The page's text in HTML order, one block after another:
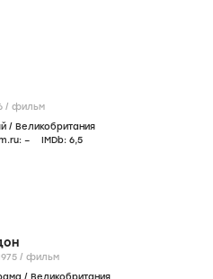
/ фильм
/ Великобритания
– IMDb: 6,5
/ фильм
/ Великобритания